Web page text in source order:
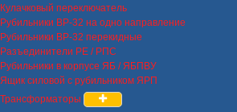
Кулачковый переключатель
Рубильники ВР-32 на одно направление
Рубильники ВР-32 перекидные
Разъединители РЕ / РПС
Рубильники в корпусе ЯБ / ЯБПВУ
Ящик силовой с рубильником ЯРП
Трансформаторы